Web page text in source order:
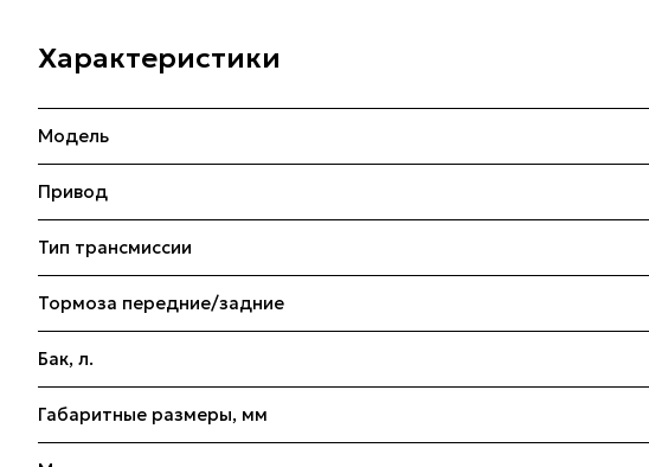
Характеристики
Модель
Привод
Тип трансмиссии
Тормоза передние/задние
Бак, л.
Габаритные размеры, мм